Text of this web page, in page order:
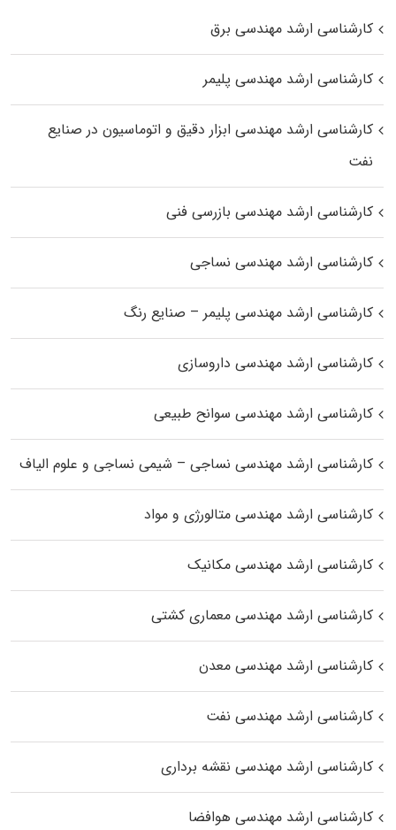
کارشناسی ارشد مهندسی برق
کارشناسی ارشد مهندسی پلیمر
کارشناسی ارشد مهندسی ابزار دقیق و اتوماسیون در صنایع
نفت
کارشناسی ارشد مهندسی بازرسی فنی
کارشناسی ارشد مهندسی نساجی
کارشناسی ارشد مهندسی پلیمر – صنایع رنگ
کارشناسی ارشد مهندسی داروسازی
کارشناسی ارشد مهندسی سوانح طبیعی
کارشناسی ارشد مهندسی نساجی – شیمی نساجی و علوم الیاف
کارشناسی ارشد مهندسی متالورژی و مواد
کارشناسی ارشد مهندسی مکانیک
کارشناسی ارشد مهندسی معماری کشتی
کارشناسی ارشد مهندسی معدن
کارشناسی ارشد مهندسی نفت
کارشناسی ارشد مهندسی نقشه برداری
کارشناسی ارشد مهندسی هوافضا